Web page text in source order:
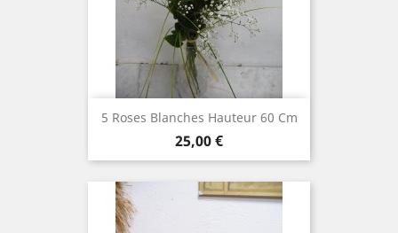
5 Roses Blanches Hauteur 60 Cm
Prix
25,00 €